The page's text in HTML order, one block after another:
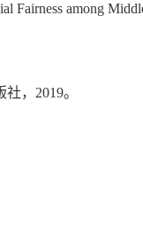
Fairness among
，2019。